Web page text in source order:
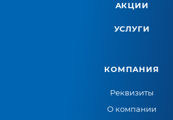
АКЦИИ
УСЛУГИ
КОМПАНИЯ
Реквизиты
О компании